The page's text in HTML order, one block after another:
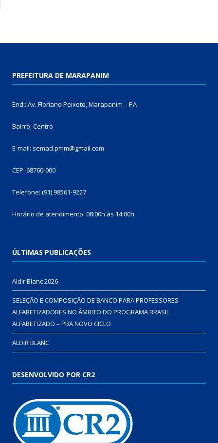
PREFEITURA DE MARAPANIM
End.: Av. Floriano Peixoto, Marapanim – PA
Bairro: Centro
E-mail: semad.pmm@gmail.com
CEP: 68760-000
Telefone: (91) 98561-9227
Horário de atendimento: 08:00h às 14:00h
ÚLTIMAS PUBLICAÇÕES
Aldir Blanc 2026
SELEÇÃO E COMPOSIÇÃO DE BANCO PARA PROFESSORES
ALFABETIZADORES NO ÂMBITO DO PROGRAMA BRASIL
ALFABETIZADO – PBA NOVO CICLO
ALDIR BLANC
DESENVOLVIDO POR CR2